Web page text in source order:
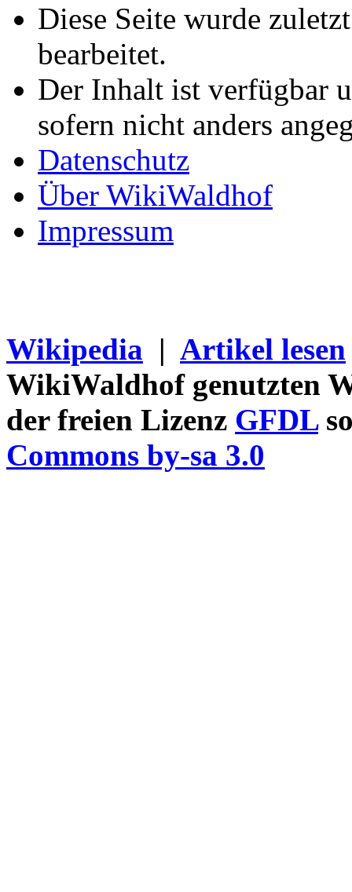
Diese Seite wurde
bearbeitet.
Der Inhalt ist verfügbar
sofern nicht anders
Datenschutz
Über WikiWaldhof
Impressum
Wikipedia | Artikel lesen
WikiWaldhof genutzten
der freien Lizenz GFDL
Commons by-sa 3.0